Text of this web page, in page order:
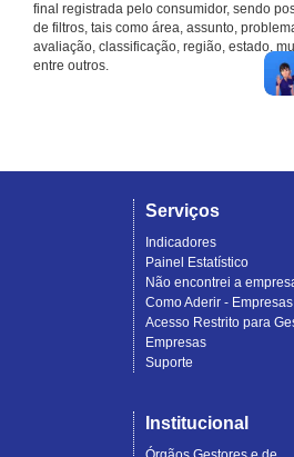
final registrada pelo consumidor, sendo
de filtros, tais como área, assunto,
avaliação, classificação, região, estado,
entre outros.
Serviços
Indicadores
Painel Estatístico
Não encontrei a
Como Aderir - Empresas
Acesso Restrito para
Empresas
Suporte
Institucional